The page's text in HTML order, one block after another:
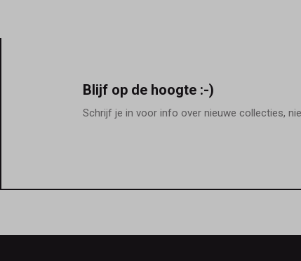
Blijf op de hoogte :-)
Schrijf je in voor info over nieuwe collecties,